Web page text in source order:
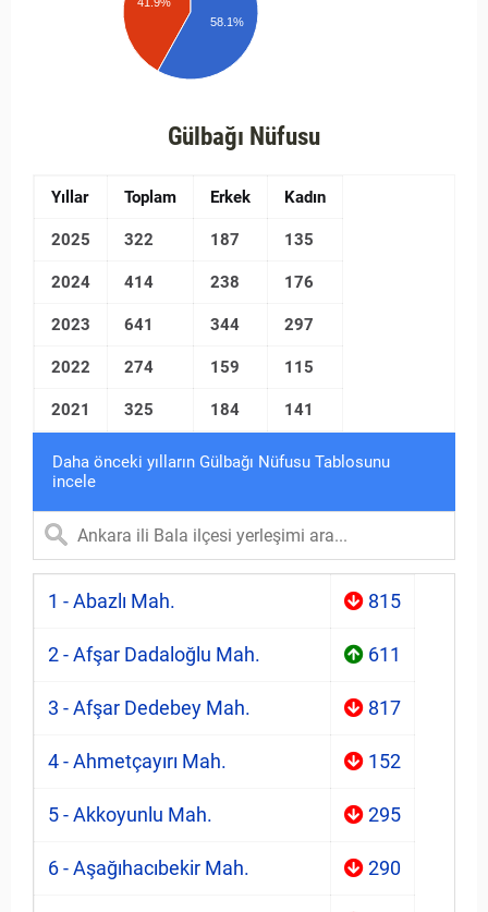
58.1%
Gülbağı Nüfusu
Yıllar Toplam Erkek Kadın
2025 322 187 135
2024 414 238 176
2023 641 344 297
2022 274 159 115
2021 325 184 141
Daha önceki yılların Gülbağı Nüfusu Tablosunu
incele
1 - Abazlı Mah. 815
2 - Afşar Dadaloğlu Mah. 611
3 - Afşar Dedebey Mah. 817
4 - Ahmetçayırı Mah. 152
5 - Akkoyunlu Mah. 295
6 - Aşağıhacıbekir Mah. 290